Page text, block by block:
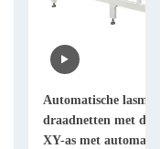
Automatische
draadnetten met
XY-as met